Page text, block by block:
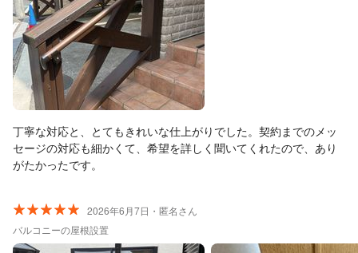
丁寧な対応と、とてもきれいな仕上がりでした。契約までのメッ
セージの対応も細かくて、希望を詳しく聞いてくれたので、あり
がたかったです。
2026年6月7日・匿名さん
バルコニーの屋根設置